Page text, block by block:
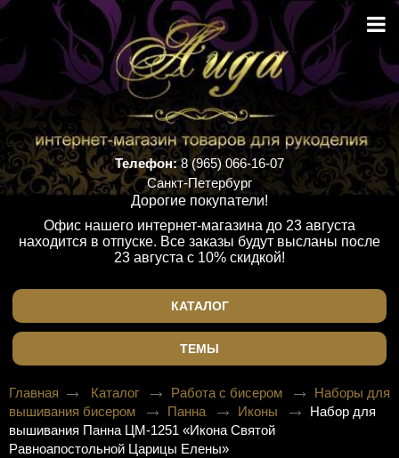
Телефон:8 (965) 066-16-07
Санкт-Петербург
Дорогие покупатели!
Офис нашего интернет-магазина до 23 августа
находится в отпуске. Все заказы будут высланы после
23 августа с 10% скидкой!
КАТАЛОГ
ТЕМЫ
Главная Каталог Работа с бисером
Наборы для
вышивания бисером
Панна Иконы
Набор для
вышивания Панна ЦМ-1251 «Икона Святой
Равноапостольной Царицы Елены»